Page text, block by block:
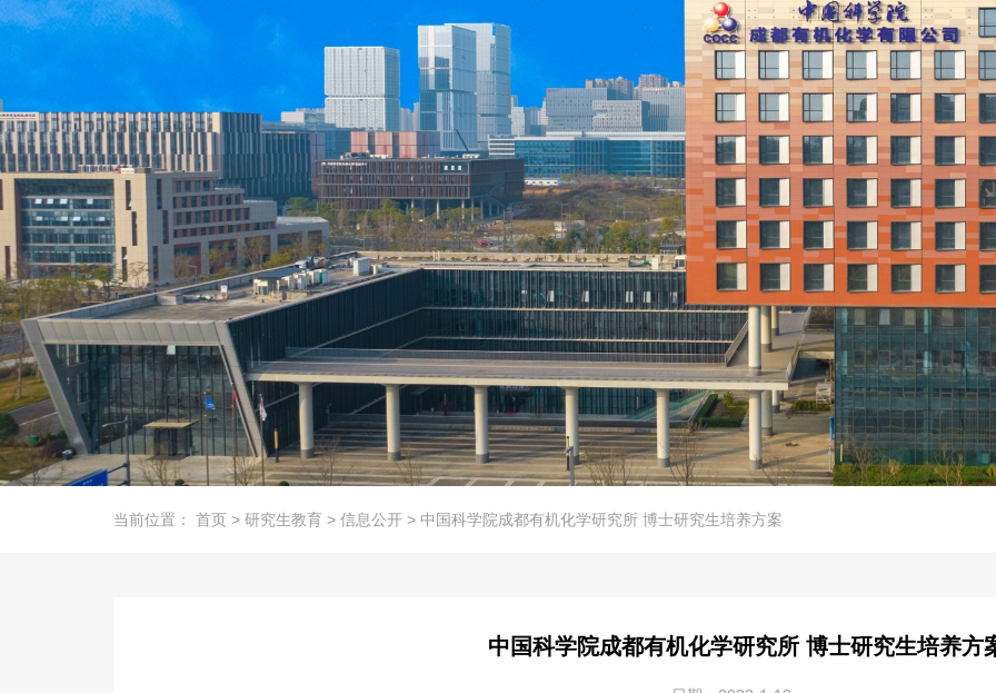
当前位置： 首页 > 研究生教育 > 信息公开 > 中国科学院成都有机化学研究所 博士研究生培养方案
中国科学院成都有机化学研究所 博士研究生培养方